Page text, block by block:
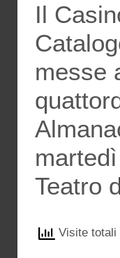
Il
messe
Teatro
Visite totali